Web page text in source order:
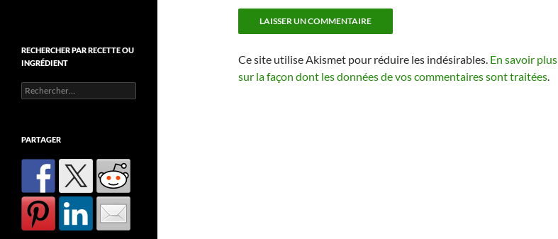
Ce site utilise Akismet pour réduire les indésirables. En savoir plus
sur la façon dont les données de vos commentaires sont traitées.
RECHERCHER PAR RECETTE OU
INGRÉDIENT
Rechercher :
PARTAGER